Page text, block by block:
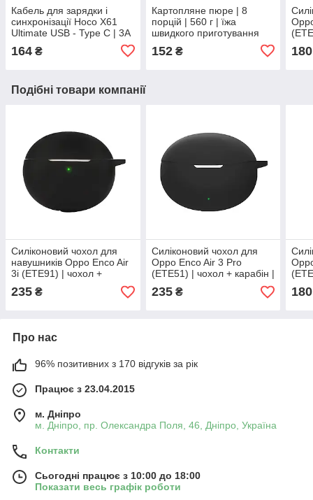
Кабель для зарядки і
синхронізації Hoco X61
Ultimate USB - Type C | 3A
164 ₴
Картопляне пюре | 8
порцій | 560 г | їжа
швидкого приготування
для туристів та військових
152₴ 180
Подібні товари компанії
Силіконовий чохол для
навушників Oppo Enco Air
3i (ETE91) | чохол +
карабін | чорний
235 ₴
Силіконовий чохол для
Oppo Enco Air 3 Pro
(ETE51) | чохол + карабін |
чорний
235₴ 180
Про нас
96% позитивних з 170 відгуків за рік
Працює з 23.04.2015
м. Дніпро
м. Дніпро, пр. Олександра Поля, 46, Дніпро, Україна
Контакти
Сьогодні працює з 10:00 до 18:00
Показати весь графік роботи